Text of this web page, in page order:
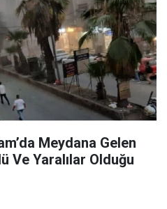
Meydana Gelen
Ve Yaralılar Olduğu